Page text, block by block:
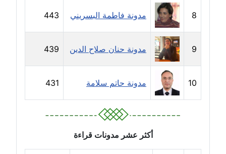
مدونة دعاء الشاهد
عاملة
مدونة دينا عاصم
عاملة
مدونة دينا منير
عاملة
مدونة راقية الدويك
عاملة
8 مدونة فاطمة البسريني 443
9 مدونة حنان صلاح الدين 439
10 مدونة حاتم سلامة 431
أكثر عشر مدونات قراءة